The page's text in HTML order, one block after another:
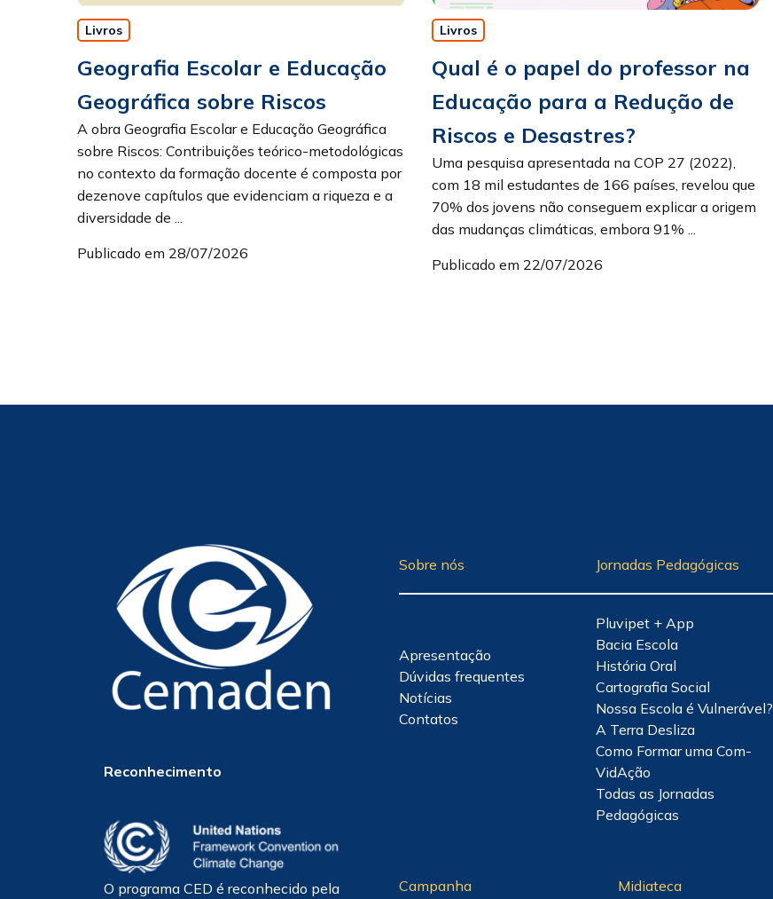
Livros
Geografia Escolar e Educação
Geográfica sobre Riscos
A obra Geografia Escolar e Educação Geográfica
sobre Riscos: Contribuições teórico-metodológicas
no contexto da formação docente é composta por
dezenove capítulos que evidenciam a riqueza e a
diversidade de ...
Publicado em 28/07/2026
Livros
Qual é o papel do professor na
Educação para a Redução de
Riscos e Desastres?
Uma pesquisa apresentada na COP 27 (2022),
com 18 mil estudantes de 166 países, revelou que
70% dos jovens não conseguem explicar a origem
das mudanças climáticas, embora 91% ...
Publicado em 22/07/2026
Reconhecimento
O programa CED é reconhecido pela
Sobre nós
Apresentação
Dúvidas frequentes
Notícias
Contatos
Jornadas Pedagógicas
Pluvipet + App
Bacia Escola
História Oral
Cartografia Social
Nossa Escola é Vulnerável?
A Terra Desliza
Como Formar uma Com-
VidAção
Todas as Jornadas
Pedagógicas
Campanha Midiateca